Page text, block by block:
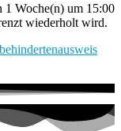
1 Woche(n) um 15:00
wiederholt wird.